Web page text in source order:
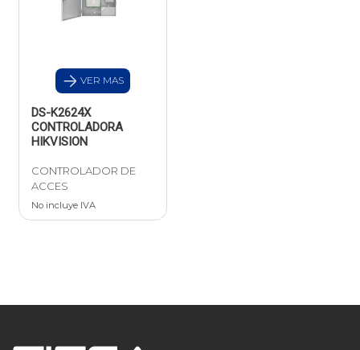
VER MAS
DS-K2624X
CONTROLADORA
HIKVISION
CONTROLADOR DE
ACCES
No incluye IVA